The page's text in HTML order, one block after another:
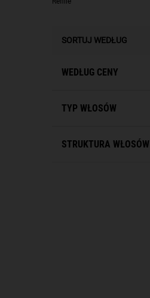
SORTUJ WEDŁUG
WEDŁUG CENY
TYP WŁOSÓW
STRUKTURA WŁOSÓW